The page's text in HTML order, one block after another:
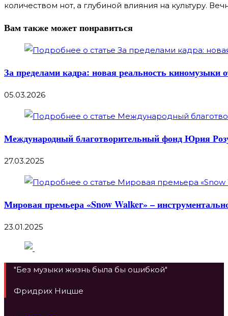
количеством нот, а глубиной влияния на культуру.
Вам также может понравиться
За пределами кадра: новая реальность киномузыки
05.03.2026
Международный благотворительный фонд Юрия
27.03.2025
Мировая премьера «Snow Walker» –
23.01.2025
"Без музыки жизнь была бы ошибкой"
Фридрих Ницше